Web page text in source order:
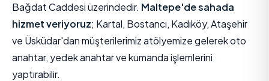
Bağdat Caddesi üzerindedir. Maltepe'de sahada
hizmet veriyoruz; Kartal, Bostancı, Kadıköy, Ataşehir
ve Üsküdar'dan müşterilerimiz atölyemize gelerek oto
anahtar, yedek anahtar ve kumanda işlemlerini
yaptırabilir.